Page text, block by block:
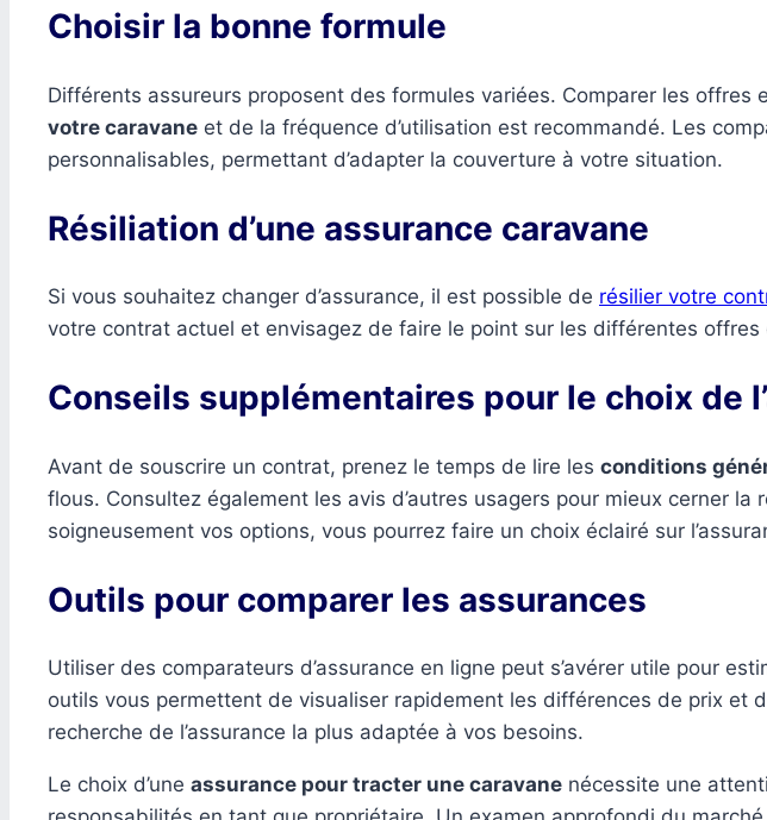
Choisir la bonne formule
Différents assureurs proposent des formules variées. Comparer les
votre caravane et de la fréquence d’utilisation est recommandé. Les
personnalisables, permettant d’adapter la couverture à votre situation.
Résiliation d’une assurance caravane
Si vous souhaitez changer d’assurance, il est possible de résilier votre
votre contrat actuel et envisagez de faire le point sur les différentes
Conseils supplémentaires pour le choix de
Avant de souscrire un contrat, prenez le temps de lire les conditions
flous. Consultez également les avis d’autres usagers pour mieux cerner
soigneusement vos options, vous pourrez faire un choix éclairé sur
Outils pour comparer les assurances
Utiliser des comparateurs d’assurance en ligne peut s’avérer utile pour
outils vous permettent de visualiser rapidement les différences de prix et
recherche de l’assurance la plus adaptée à vos besoins.
Le choix d’une assurance pour tracter une caravane nécessite une